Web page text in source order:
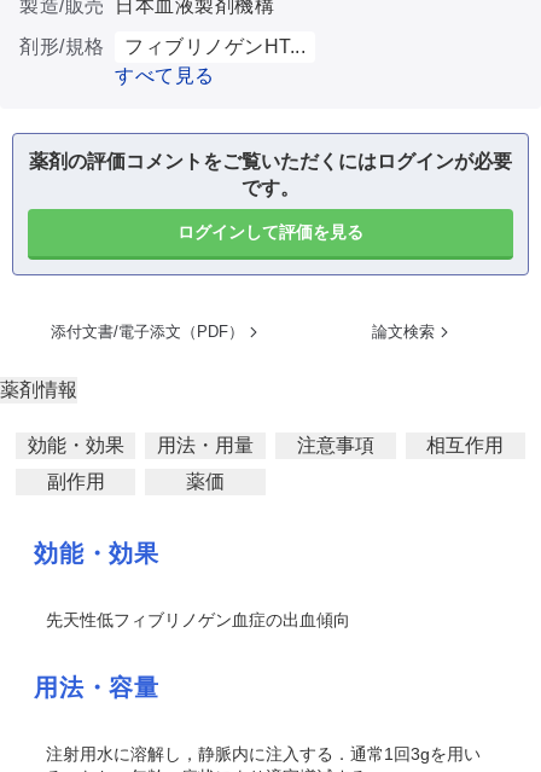
製造/販売
日本血液製剤機構
剤形/規格
フィブリノゲンHT...
すべて見る
薬剤の評価コメントをご覧いただくにはログインが必要
です。
ログインして評価を見る
添付文書/電子添文（PDF） 論文検索
薬剤情報
効能・効果 用法・用量 注意事項
相互作用
副作用
薬価
効能・効果
先天性低フィブリノゲン血症の出血傾向
用法・容量
注射用水に溶解し，静脈内に注入する．通常1回3gを用い